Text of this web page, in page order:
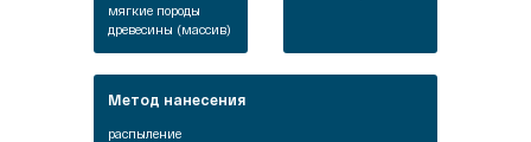
мягкие породы
древесины (массив)
Метод нанесения
распыление